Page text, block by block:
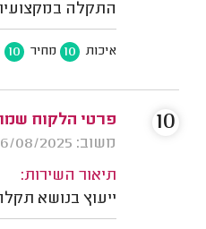
התקלה
איכות 10 מחיר 10
פרטי הלקוח
משוב: 06/08/2025
תיאור השירות:
ייעוץ בנושא
10